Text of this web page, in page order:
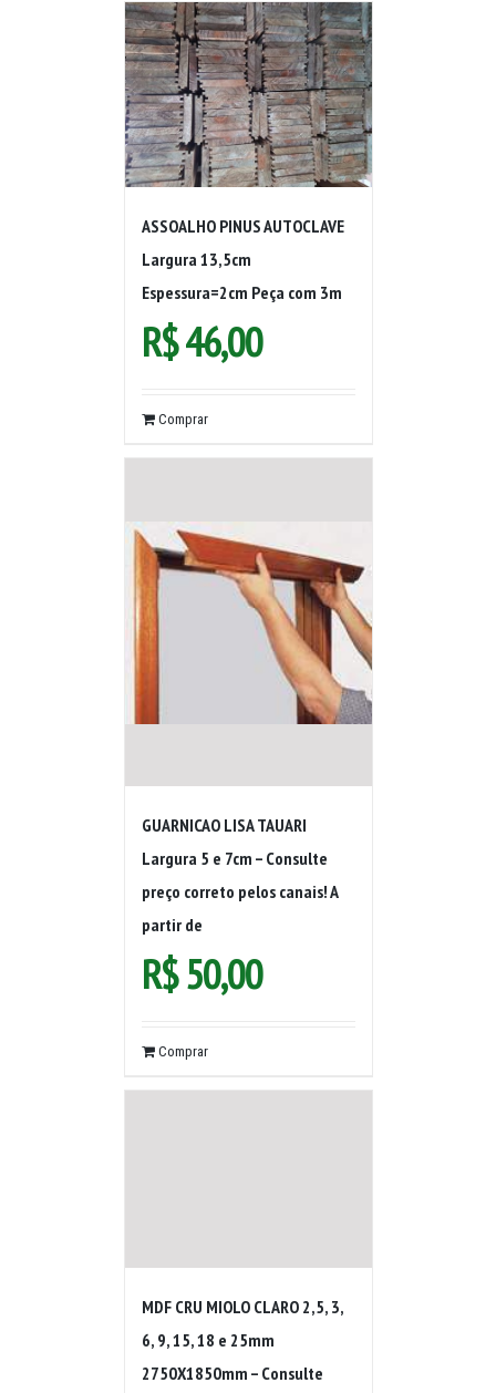
ASSOALHO PINUS AUTOCLAVE
Largura 13,5cm
Espessura=2cm Peça com 3m
R$46,00
Comprar
GUARNICAO LISA TAUARI
Largura 5 e 7cm – Consulte
preço correto pelos canais! A
partir de
R$50,00
Comprar
MDF CRU MIOLO CLARO 2,5, 3,
6, 9, 15, 18 e 25mm
2750X1850mm – Consulte